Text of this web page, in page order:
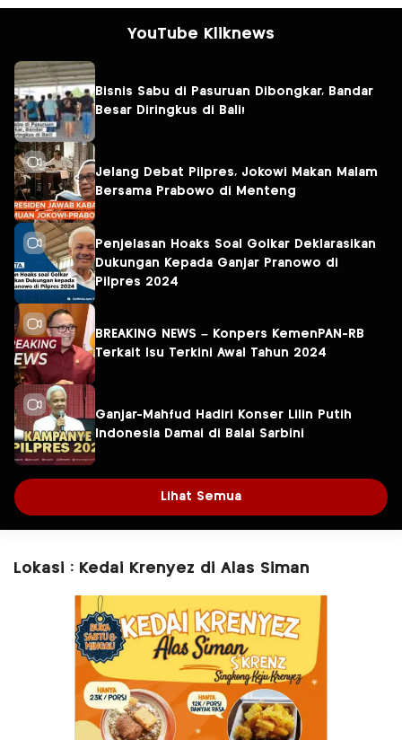
YouTube Kliknews
Bisnis Sabu di Pasuruan Dibongkar, Bandar
Besar Diringkus di Bali!
Jelang Debat Pilpres, Jokowi Makan Malam
Bersama Prabowo di Menteng
Penjelasan Hoaks Soal Golkar Deklarasikan
Dukungan Kepada Ganjar Pranowo di
Pilpres 2024
BREAKING NEWS – Konpers KemenPAN-RB
Terkait Isu Terkini Awal Tahun 2024
Ganjar-Mahfud Hadiri Konser Lilin Putih
Indonesia Damai di Balai Sarbini
Lihat Semua
Lokasi : Kedai Krenyez di Alas Siman